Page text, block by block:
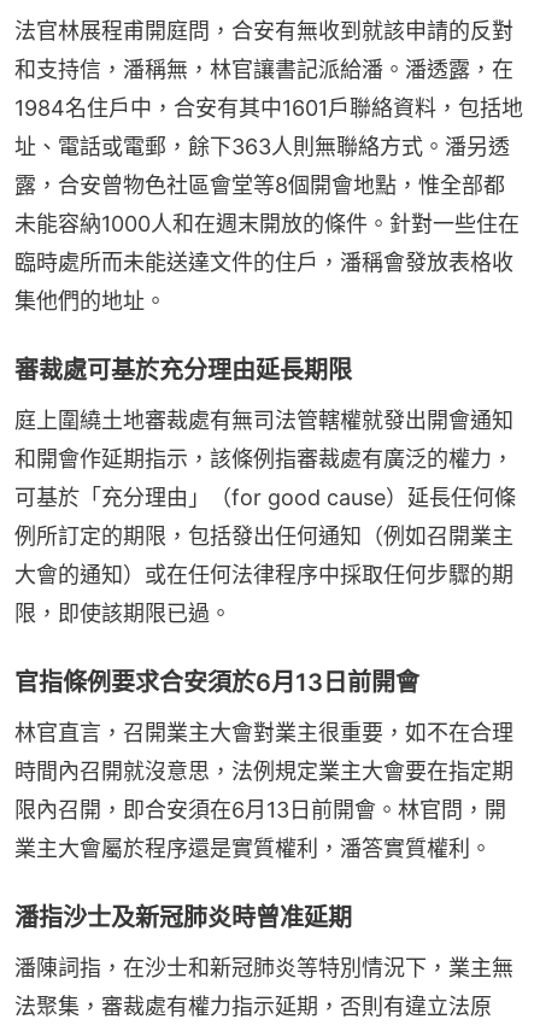
法官林展程甫開庭問，合安有無收到就該申請的反對
和支持信，潘稱無，林官讓書記派給潘。潘透露，在
1984名住戶中，合安有其中1601戶聯絡資料，包括地
址、電話或電郵，餘下363人則無聯絡方式。潘另透
露，合安曾物色社區會堂等8個開會地點，惟全部都
未能容納1000人和在週末開放的條件。針對一些住在
臨時處所而未能送達文件的住戶，潘稱會發放表格收
集他們的地址。
審裁處可基於充分理由延長期限
庭上圍繞土地審裁處有無司法管轄權就發出開會通知
和開會作延期指示，該條例指審裁處有廣泛的權力，
可基於「充分理由」（for good cause）延長任何條
例所訂定的期限，包括發出任何通知（例如召開業主
大會的通知）或在任何法律程序中採取任何步驟的期
限，即使該期限已過。
官指條例要求合安須於6月13日前開會
林官直言，召開業主大會對業主很重要，如不在合理
時間內召開就沒意思，法例規定業主大會要在指定期
限內召開，即合安須在6月13日前開會。林官問，開
業主大會屬於程序還是實質權利，潘答實質權利。
潘指沙士及新冠肺炎時曾准延期
潘陳詞指，在沙士和新冠肺炎等特別情況下，業主無
法聚集，審裁處有權力指示延期，否則有違立法原